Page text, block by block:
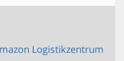
Logistikzentrum